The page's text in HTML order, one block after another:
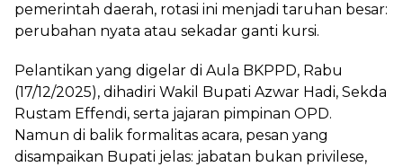
pemerintah daerah, rotasi ini menjadi taruhan besar:
perubahan nyata atau sekadar ganti kursi.
Pelantikan yang digelar di Aula BKPPD, Rabu
(17/12/2025), dihadiri Wakil Bupati Azwar Hadi, Sekda
Rustam Effendi, serta jajaran pimpinan OPD.
Namun di balik formalitas acara, pesan yang
disampaikan Bupati jelas: jabatan bukan privilese,